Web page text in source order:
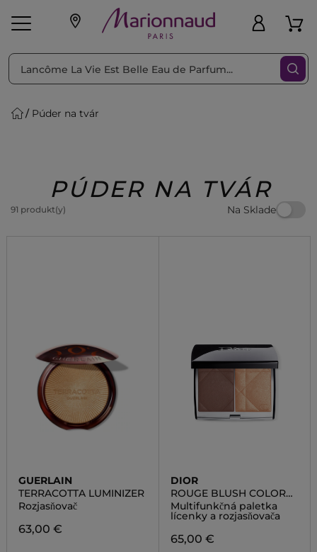
pleť Líčenie
Exkluzivity Beauty
Púder na tvár
PÚDER NA TVÁR
91 produkt(y) Na Sklade
Triediť podľa Filtrovať
GUERLAIN
TERRACOTTA LUMINIZER
Rozjasňovač
63,00 €
DIOR
ROUGE BLUSH COLOR
AND GLOW
Multifunkčná paletka
lícenky a rozjasňovača
65,00 €